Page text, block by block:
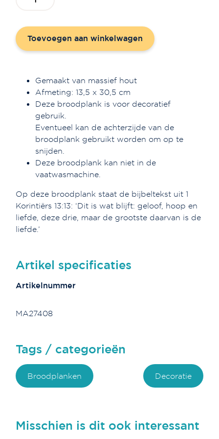
Herfstbladeren'
Toevoegen aan winkelwagen
Gemaakt van massief hout
Afmeting: 13,5 x 30,5 cm
Deze broodplank is voor decoratief
gebruik.
Eventueel kan de achterzijde van de
broodplank gebruikt worden om op te
snijden.
Deze broodplank kan niet in de
vaatwasmachine.
Op deze broodplank staat de bijbeltekst uit 1
Korintiërs 13:13: ‘Dit is wat blijft: geloof, hoop en
liefde, deze drie, maar de grootste daarvan is de
liefde.’
Artikel specificaties
Artikelnummer
MA27408
Tags / categorieën
Broodplanken Decoratie
Misschien is dit ook interessant